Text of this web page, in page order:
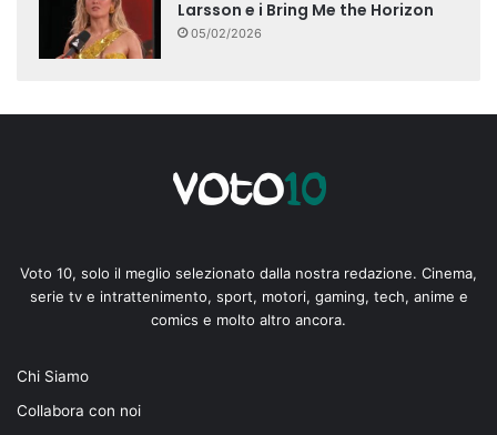
Larsson e i Bring Me the Horizon
05/02/2026
Voto 10, solo il meglio selezionato dalla nostra redazione. Cinema,
serie tv e intrattenimento, sport, motori, gaming, tech, anime e
comics e molto altro ancora.
Chi Siamo
Collabora con noi